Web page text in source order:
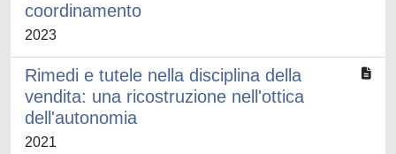
coordinamento
2023
Rimedi e tutele nella disciplina della
vendita: una ricostruzione nell'ottica
dell'autonomia
2021